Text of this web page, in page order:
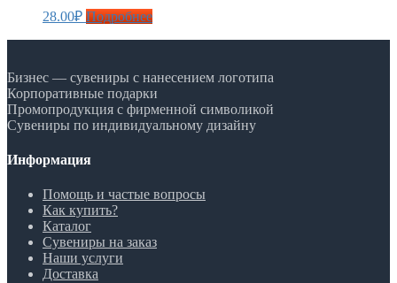
28.00₽ Подробнее
Бизнес — сувениры с нанесением логотипа
Корпоративные подарки
Промопродукция с фирменной символикой
Сувениры по индивидуальному дизайну
Информация
Помощь и частые вопросы
Как купить?
Каталог
Сувениры на заказ
Наши услуги
Доставка